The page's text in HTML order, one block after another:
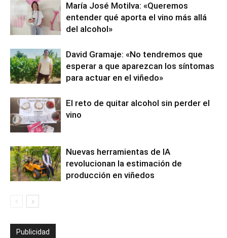
María José Motilva: «Queremos
entender qué aporta el vino más allá
del alcohol»
David Gramaje: «No tendremos que
esperar a que aparezcan los síntomas
para actuar en el viñedo»
El reto de quitar alcohol sin perder el
vino
Nuevas herramientas de IA
revolucionan la estimación de
producción en viñedos
Publicidad